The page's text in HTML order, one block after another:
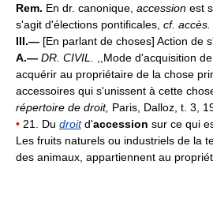
Rem. En dr. canonique, accession est
s'agit d'élections pontificales, cf. accès.
III.— [En parlant de choses] Action de
A.— DR. CIVIL.
,,Mode d'acquisition
acquérir au propriétaire de la chose
accessoires qui s'unissent à cette
répertoire de droit, Paris, Dalloz, t. 3,
• 21. Du droitd'accession sur ce qui
Les fruits naturels ou industriels de la
des animaux, appartiennent au